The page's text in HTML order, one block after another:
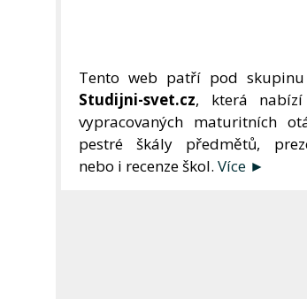
Tento web patří pod
Studijni-svet.cz, která
vypracovaných maturitních
pestré škály předmětů,
nebo i recenze škol. Více ►